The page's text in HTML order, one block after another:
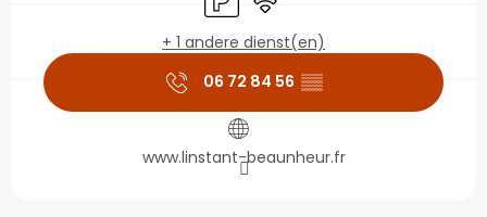
+ 1 andere dienst(en)
06 72 84 56 ▒▒
www.linstant-beaunheur.fr